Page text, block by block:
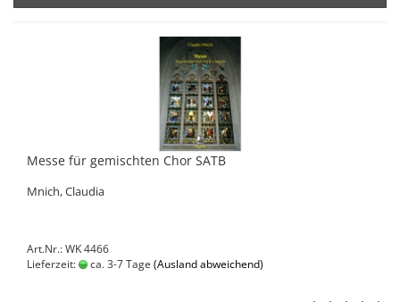
Messe für gemischten Chor SATB
Mnich, Claudia
Art.Nr.: WK 4466
Lieferzeit:
ca. 3-7 Tage (Ausland abweichend)